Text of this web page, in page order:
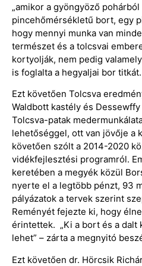
„amikor a gyöngyöző
pincehőmérsékletű bort, egy
hogy mennyi munka van
természet és a tolcsvai
kortyolják, nem pedig
is foglalta a hegyaljai bor titkát.
Ezt követően Tolcsva
Waldbott kastély és
Tolcsva-patak
lehetőséggel, ott van jövője a
követően szólt a 2014-2020
vidékfejlesztési programról.
keretében a megyék közül
nyerte el a legtöbb pénzt, 93
pályázatok a tervek szerint
Reményét fejezte ki, hogy
érintettek. „Ki a bort és a dalt
lehet” – zárta a megnyitó
Ezt követően dr. Hörcsik